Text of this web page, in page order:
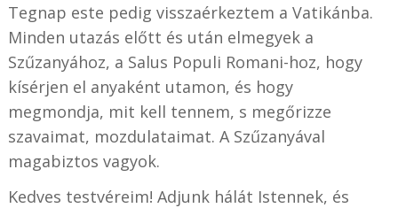
Tegnap este pedig visszaérkeztem a Vatikánba.
Minden utazás előtt és után elmegyek a
Szűzanyához, a Salus Populi Romani-hoz, hogy
kísérjen el anyaként utamon, és hogy
megmondja, mit kell tennem, s megőrizze
szavaimat, mozdulataimat. A Szűzanyával
magabiztos vagyok.
Kedves testvéreim! Adjunk hálát Istennek, és